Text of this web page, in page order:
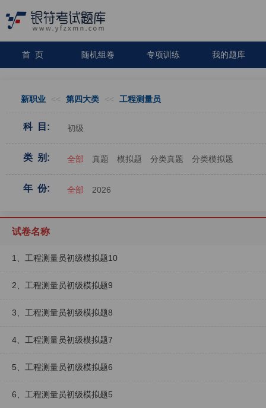
首 页 随机组卷 专项训练 我的题库
新职业 << 第四大类 << 工程测量员
科 目: 初级
类 别: 全部 真题 模拟题 分类真题 分类模拟题
年 份: 全部 2026
试卷名称
1、工程测量员初级模拟题10
2、工程测量员初级模拟题9
3、工程测量员初级模拟题8
4、工程测量员初级模拟题7
5、工程测量员初级模拟题6
6、工程测量员初级模拟题5